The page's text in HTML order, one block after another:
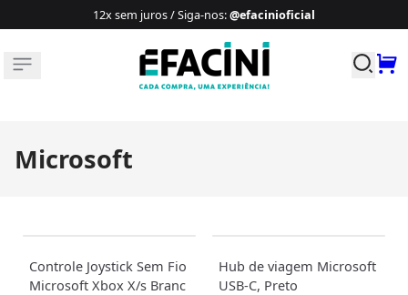
12x sem juros / Siga-nos:@efacinioficial
Buscar
Microsoft
Controle Joystick Sem Fio
Microsoft Xbox X/s Branc
Hub de viagem Microsoft
USB-C, Preto